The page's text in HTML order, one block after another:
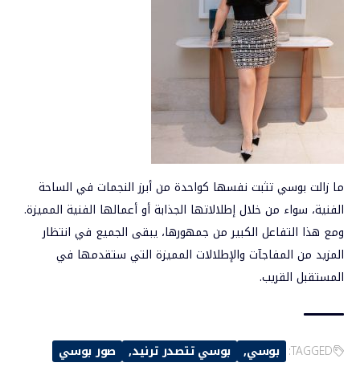
ما زالت بوسي تثبت نفسها كواحدة من أبرز النجمات في الساحة
الفنية، سواء من خلال إطلالاتها الجذابة أو أعمالها الفنية المميزة.
ومع هذا التفاعل الكبير من جمهورها، يبقى الجميع في انتظار
المزيد من المفاجآت والإطلالات المميزة التي ستقدمها في
المستقبل القريب.
TAGGED: بوسي بوسي تتصدر ترنيد صور بوسي